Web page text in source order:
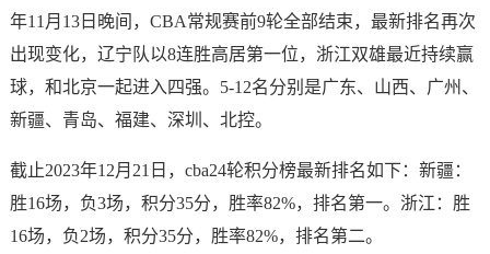
年11月13日晚间，CBA常规赛前9轮全部结束，最新排名再次
出现变化，辽宁队以8连胜高居第一位，浙江双雄最近持续赢
球，和北京一起进入四强。5-12名分别是广东、山西、广州、
新疆、青岛、福建、深圳、北控。
截止2023年12月21日，cba24轮积分榜最新排名如下：新疆：
胜16场，负3场，积分35分，胜率82%，排名第一。浙江：胜
16场，负2场，积分35分，胜率82%，排名第二。